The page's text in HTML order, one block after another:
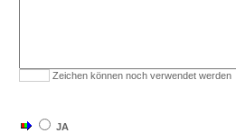
Zeichen können noch verwendet werden
JA